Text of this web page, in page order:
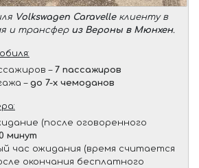
Volkswagen Caravelleклиенту в
и трансфер из Вероны в Мюнхен.
– 7 пассажиров
– до 7-х чемоданов
(после оговоренного
минут
час ожидания (время считается
окончания бесплатного